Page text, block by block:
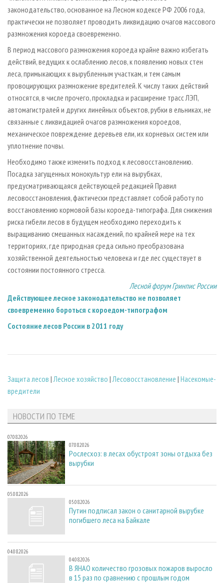
законодательство, основанное на Лесном кодексе РФ 2006 года,
практически не позволяет проводить ликвидацию очагов массового
размножения короеда своевременно.
В период массового размножения короеда крайне важно избегать
действий, ведущих к ослаблению лесов, к появлению новых стен
леса, примыкающих к вырубленным участкам, и тем самым
провоцирующих размножение вредителей. К числу таких действий
относятся, в числе прочего, прокладка и расширение трасс ЛЭП,
автомагистралей и других линейных объектов, рубки в ельниках, не
связанные с ликвидацией очагов размножения короедов,
механическое повреждение деревьев ели, их корневых систем или
уплотнение почвы.
Необходимо также изменить подход к лесовосстановлению.
Посадка загущенных монокультур ели на вырубках,
предусматривающаяся действующей редакцией Правил
лесовосстановления, фактически представляет собой работу по
восстановлению кормовой базы короеда-типографа. Для снижения
риска гибели лесов в будущем необходимо переходить к
выращиванию смешанных насаждений, по крайней мере на тех
территориях, где природная среда сильно преобразована
хозяйственной деятельностью человека и где лес существует в
состоянии постоянного стресса.
Лесной форум Гринпис России
Действующее лесное законодательство не позволяет
своевременно бороться с короедом-типографом
Состояние лесов России в 2011 году
Защита лесов |Лесное хозяйство |Лесовосстановление | Насекомые-
вредители
НОВОСТИ ПО ТЕМЕ
07.08.2026
07.08.2026
Рослесхоз: в лесах обустроят зоны отдыха без
вырубки
05.08.2026
05.08.2026
Путин подписал закон о санитарной вырубке
погибшего леса на Байкале
04.08.2026
04.08.2026
В ЯНАО количество грозовых пожаров выросло
в 15 раз по сравнению с прошлым годом